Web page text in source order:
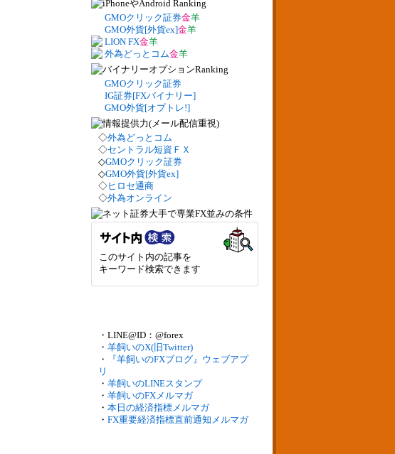
GMOクリック証券金羊
GMO外貨[外貨ex]金羊
LION FX金羊
外為どっとコム金羊
GMOクリック証券
IG証券[FXバイナリー]
GMO外貨[オプトレ!]
◇外為どっとコム
◇セントラル短資ＦＸ
◇GMOクリック証券
◇GMO外貨[外貨ex]
◇ヒロセ通商
◇外為オンライン
このサイト内の記事を
キーワード検索できます
・LINE@ID：@forex
・ 羊飼いのX(旧Twitter)
・
『羊飼いのFXブログ』ウェブアプ
リ
・ 羊飼いのLINEスタンプ
・ 羊飼いのFXメルマガ
・ 本日の経済指標メルマガ
・ FX重要経済指標直前通知メルマガ